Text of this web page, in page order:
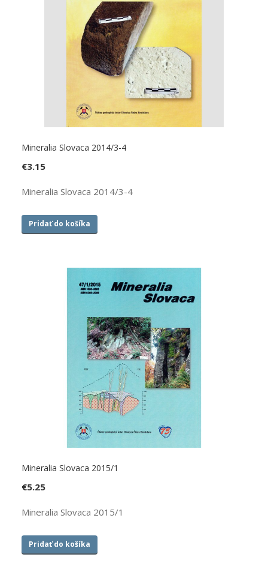
Mineralia Slovaca 2014/3-4
€3.15
Mineralia Slovaca 2014/3-4
Pridať do košíka
Mineralia Slovaca 2015/1
€5.25
Mineralia Slovaca 2015/1
Pridať do košíka